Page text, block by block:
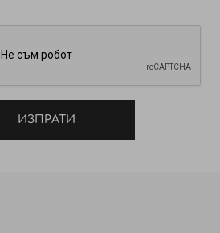
ИЗПРАТИ